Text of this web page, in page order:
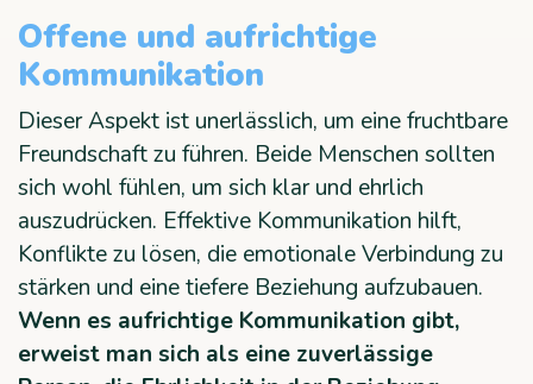
Offene und aufrichtige
Kommunikation
Dieser Aspekt ist unerlässlich, um eine fruchtbare
Freundschaft zu führen. Beide Menschen sollten
sich wohl fühlen, um sich klar und ehrlich
auszudrücken. Effektive Kommunikation hilft,
Konflikte zu lösen, die emotionale Verbindung zu
stärken und eine tiefere Beziehung aufzubauen.
Wenn es aufrichtige Kommunikation gibt,
erweist man sich als eine zuverlässige